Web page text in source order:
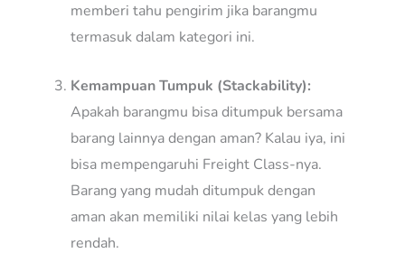
memberi tahu pengirim jika barangmu
termasuk dalam kategori ini.
Kemampuan Tumpuk (Stackability):
Apakah barangmu bisa ditumpuk bersama
barang lainnya dengan aman? Kalau iya, ini
bisa mempengaruhi Freight Class-nya.
Barang yang mudah ditumpuk dengan
aman akan memiliki nilai kelas yang lebih
rendah.